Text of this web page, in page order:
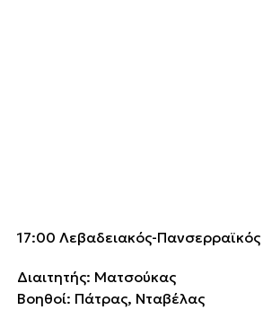
17:00 Λεβαδειακός-Πανσερραϊκός
Διαιτητής: Ματσούκας
Βοηθοί: Πάτρας, Νταβέλας